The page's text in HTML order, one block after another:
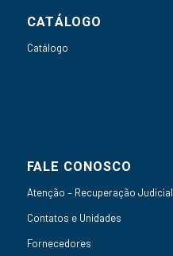
CATÁLOGO
Catálogo
FALE CONOSCO
Atenção – Recuperação Judicial
Contatos e Unidades
Fornecedores